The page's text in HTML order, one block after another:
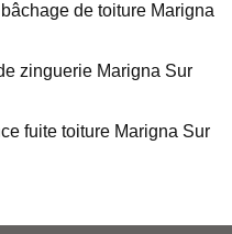
de toiture Marigna
zinguerie Marigna Sur
fuite toiture Marigna Sur